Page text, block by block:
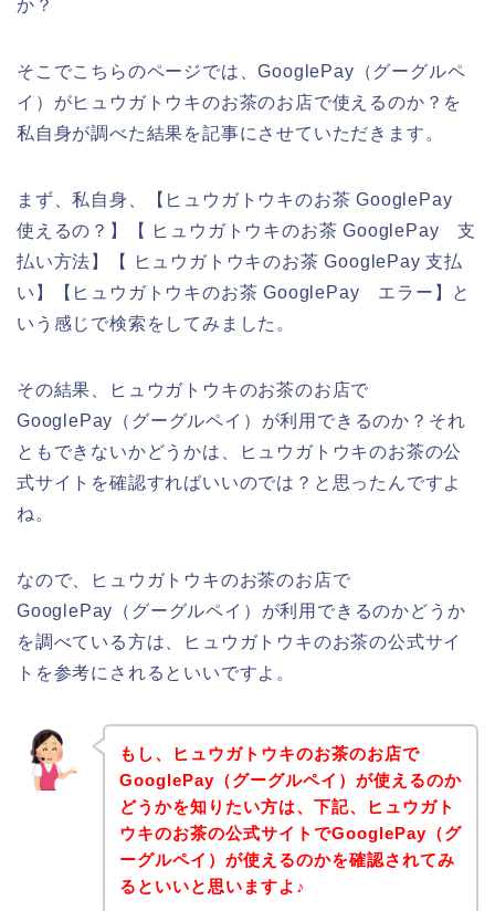
か？
そこでこちらのページでは、GooglePay（グーグルペ
イ）がヒュウガトウキのお茶のお店で使えるのか？を
私自身が調べた結果を記事にさせていただきます。
まず、私自身、【ヒュウガトウキのお茶 GooglePay
使えるの？】【 ヒュウガトウキのお茶 GooglePay 支
払い方法】【 ヒュウガトウキのお茶 GooglePay 支払
い】【ヒュウガトウキのお茶 GooglePay エラー】と
いう感じで検索をしてみました。
その結果、ヒュウガトウキのお茶のお店で
GooglePay（グーグルペイ）が利用できるのか？それ
ともできないかどうかは、ヒュウガトウキのお茶の公
式サイトを確認すればいいのでは？と思ったんですよ
ね。
なので、ヒュウガトウキのお茶のお店で
GooglePay（グーグルペイ）が利用できるのかどうか
を調べている方は、ヒュウガトウキのお茶の公式サイ
トを参考にされるといいですよ。
もし、ヒュウガトウキのお茶のお店で
GooglePay（グーグルペイ）が使えるのか
どうかを知りたい方は、下記、ヒュウガト
ウキのお茶の公式サイトでGooglePay（グ
ーグルペイ）が使えるのかを確認されてみ
るといいと思いますよ♪